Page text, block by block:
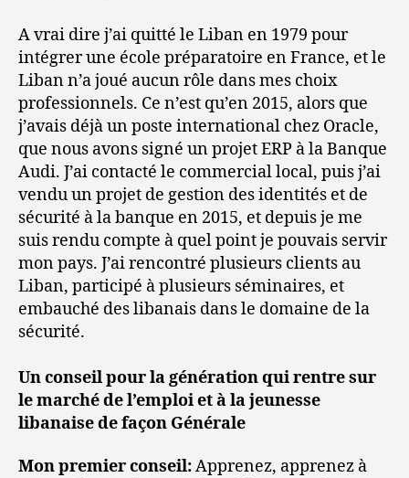
A vrai dire j’ai quitté le Liban en 1979 pour
intégrer une école préparatoire en France, et le
Liban n’a joué aucun rôle dans mes choix
professionnels. Ce n’est qu’en 2015, alors que
j’avais déjà un poste international chez Oracle,
que nous avons signé un projet ERP à la Banque
Audi. J’ai contacté le commercial local, puis j’ai
vendu un projet de gestion des identités et de
sécurité à la banque en 2015, et depuis je me
suis rendu compte à quel point je pouvais servir
mon pays. J’ai rencontré plusieurs clients au
Liban, participé à plusieurs séminaires, et
embauché des libanais dans le domaine de la
sécurité.
Un conseil pour la génération qui rentre sur
le marché de l’emploi et à la jeunesse
libanaise de façon Générale
Mon premier conseil:Apprenez, apprenez à